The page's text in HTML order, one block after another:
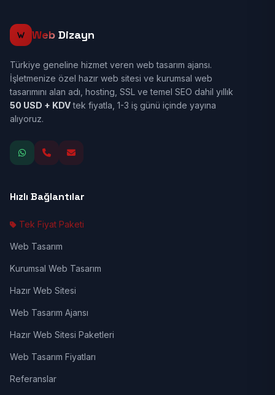
Web Dizayn
Türkiye geneline hizmet veren web tasarım ajansı.
İşletmenize özel hazır web sitesi ve kurumsal web
tasarımını alan adı, hosting, SSL ve temel SEO dahil yıllık
50 USD + KDVtek fiyatla, 1-3 iş günü içinde yayına
alıyoruz.
Hızlı Bağlantılar
Tek Fiyat Paketi
Web Tasarım
Kurumsal Web Tasarım
Hazır Web Sitesi
Web Tasarım Ajansı
Hazır Web Sitesi Paketleri
Web Tasarım Fiyatları
Referanslar